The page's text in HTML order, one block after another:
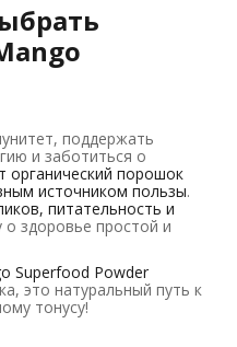
поддержать
и заботиться о
органический порошок
источником пользы.
питательность и
о здоровье простой и
Superfood Powder
это натуральный путь к
тонусу!